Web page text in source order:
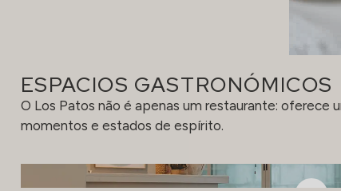
ESPACIOS GASTRONÓMICOS
O Los Patos não é apenas um restaurante:
momentos e estados de espírito.